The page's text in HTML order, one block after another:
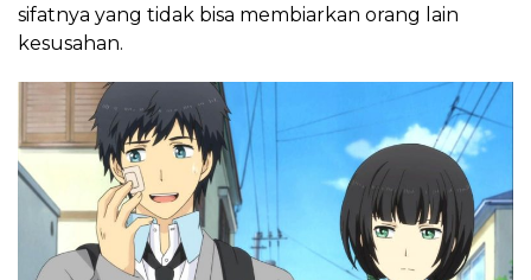
sifatnya yang tidak bisa membiarkan orang lain
kesusahan.